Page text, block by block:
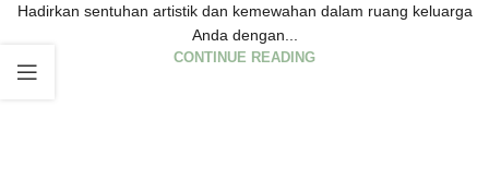
Hadirkan sentuhan artistik dan kemewahan dalam ruang keluarga
Anda dengan...
CONTINUE READING